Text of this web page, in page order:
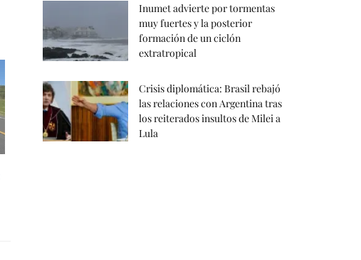
Inumet advierte por tormentas
muy fuertes y la posterior
formación de un ciclón
extratropical
Crisis diplomática: Brasil rebajó
las relaciones con Argentina tras
los reiterados insultos de Milei a
Lula